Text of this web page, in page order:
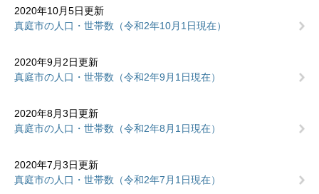
2020年10月5日更新
真庭市の人口・世帯数（令和2年10月1日現在）
2020年9月2日更新
真庭市の人口・世帯数（令和2年9月1日現在）
2020年8月3日更新
真庭市の人口・世帯数（令和2年8月1日現在）
2020年7月3日更新
真庭市の人口・世帯数（令和2年7月1日現在）